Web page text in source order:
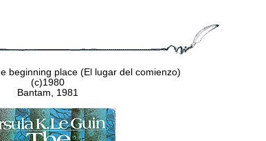
beginning place (El lugar del comienzo)
(c)1980
Bantam, 1981